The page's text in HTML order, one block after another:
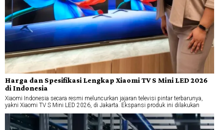
Harga dan Spesifikasi Lengkap Xiaomi TV S Mini LED 2026
di Indonesia
Xiaomi Indonesia secara resmi meluncurkan jajaran televisi pintar terbarunya,
yakni Xiaomi TV S Mini LED 2026, di Jakarta. Ekspansi produk ini dilakukan